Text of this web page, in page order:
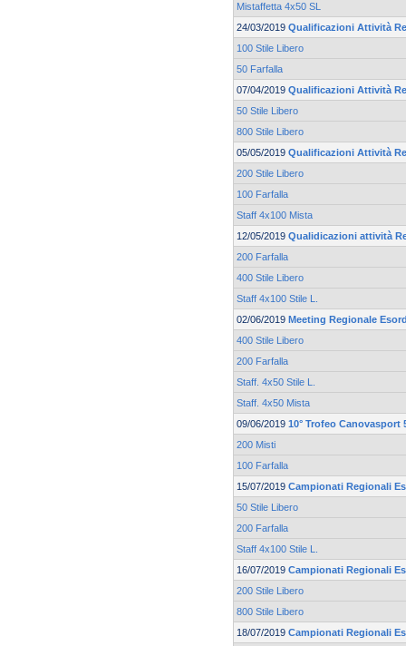
Mistaffetta 4x50 SL
24/03/2019 Qualificazioni Attività
100 Stile Libero
50 Farfalla
07/04/2019 Qualificazioni Attività
50 Stile Libero
800 Stile Libero
05/05/2019 Qualificazioni Attività
200 Stile Libero
100 Farfalla
Staff 4x100 Mista
12/05/2019 Qualidicazioni attività
200 Farfalla
400 Stile Libero
Staff 4x100 Stile L.
02/06/2019 Meeting Regionale
400 Stile Libero
200 Farfalla
Staff. 4x50 Stile L.
Staff. 4x50 Mista
09/06/2019 10° Trofeo Canovasport
200 Misti
100 Farfalla
15/07/2019 Campionati Regionali
50 Stile Libero
200 Farfalla
Staff 4x100 Stile L.
16/07/2019 Campionati Regionali
200 Stile Libero
800 Stile Libero
18/07/2019 Campionati Regionali